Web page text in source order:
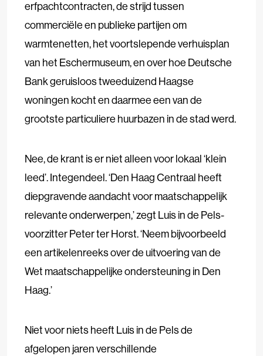
erfpachtcontracten, de strijd tussen
commerciële en publieke partijen om
warmtenetten, het voortslepende verhuisplan
van het Eschermuseum, en over hoe Deutsche
Bank geruisloos tweeduizend Haagse
woningen kocht en daarmee een van de
grootste particuliere huurbazen in de stad werd.
Nee, de krant is er niet alleen voor lokaal ‘klein
leed’. Integendeel. ‘Den Haag Centraal heeft
diepgravende aandacht voor maatschappelijk
relevante onderwerpen,’ zegt Luis in de Pels-
voorzitter Peter ter Horst. ‘Neem bijvoorbeeld
een artikelenreeks over de uitvoering van de
Wet maatschappelijke ondersteuning in Den
Haag.’
Niet voor niets heeft Luis in de Pels de
afgelopen jaren verschillende